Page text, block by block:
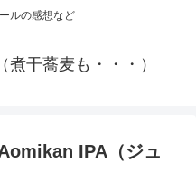
ルの感想など
干蕎麦も・・・）
IPA（ジュ